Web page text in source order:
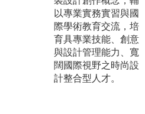
以專業實務實習與國
際學術教育交流，培
育具專業技能、創意
與設計管理能力、寬
闊國際視野之時尚設
計整合型人才。